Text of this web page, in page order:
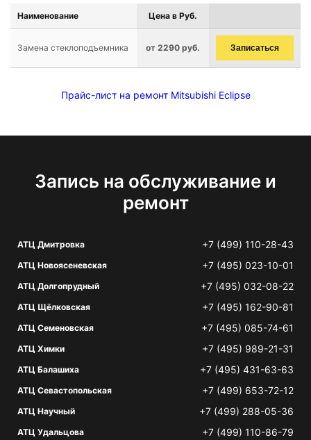
Наименование Цена в Руб.
Замена стеклоподъемника от 2290 руб. Записаться
Прайс-лист на ремонт Mitsubishi Eclipse
Запись на обслуживание и
ремонт
АТЦ Дмитровка +7 (499) 110-28-43
АТЦ Новоясеневская +7 (495) 023-10-01
АТЦ Долгопрудный +7 (495) 032-08-22
АТЦ Щёлковская +7 (495) 162-90-81
АТЦ Семеновская +7 (495) 085-74-61
АТЦ Химки +7 (495) 989-21-31
АТЦ Балашиха +7 (495) 431-63-63
АТЦ Севастопольская +7 (499) 653-72-12
АТЦ Научный +7 (499) 288-05-36
АТЦ Удальцова +7 (499) 110-86-79